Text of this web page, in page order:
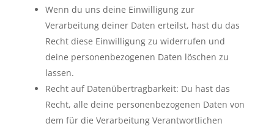
Wenn du uns deine Einwilligung zur
Verarbeitung deiner Daten erteilst, hast du das
Recht diese Einwilligung zu widerrufen und
deine personenbezogenen Daten löschen zu
lassen.
Recht auf Datenübertragbarkeit: Du hast das
Recht, alle deine personenbezogenen Daten von
dem für die Verarbeitung Verantwortlichen